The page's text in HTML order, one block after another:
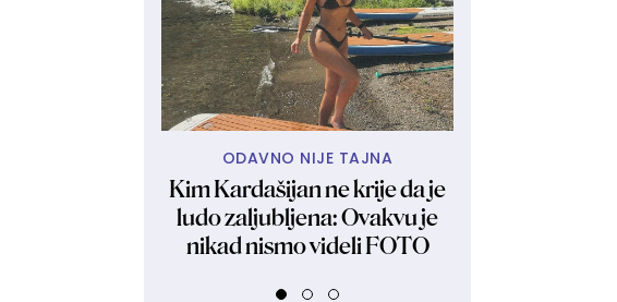
ODAVNO NIJE TAJNA
Kim Kardašijan ne krije da je
ludo zaljubljena: Ovakvu je
nikad nismo videli FOTO